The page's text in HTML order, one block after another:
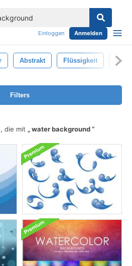
Einloggen Anmelden
Abstrakt Flüssigkeit Blau
Filters
die mit
water background